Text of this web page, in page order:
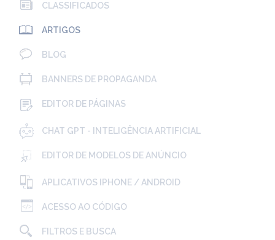
CLASSIFICADOS
ARTIGOS
BLOG
BANNERS DE PROPAGANDA
EDITOR DE PÁGINAS
CHAT GPT - INTELIGÊNCIA ARTIFICIAL
EDITOR DE MODELOS DE ANÚNCIO
APLICATIVOS IPHONE / ANDROID
ACESSO AO CÓDIGO
FILTROS E BUSCA